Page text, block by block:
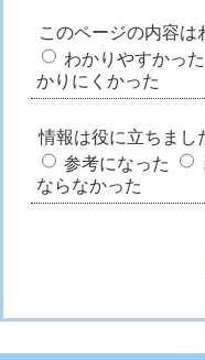
このページの内容は
わかりやすかった
かりにくかった
情報は役に立ちまし
参考になった
ならなかった